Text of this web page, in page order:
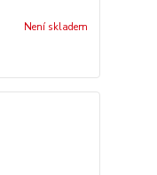
Není skladem